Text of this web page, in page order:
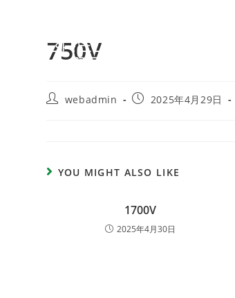
750V
webadmin 2025年4月29日
YOU MIGHT ALSO LIKE
1700V
2025年4月30日